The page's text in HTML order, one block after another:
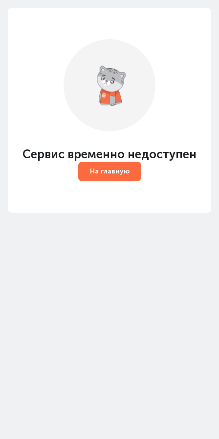
Сервис временно недоступен
На главную